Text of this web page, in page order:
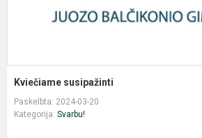
Kviečiame susipažinti
Paskelbta: 2024-03-20
Kategorija: Svarbu!